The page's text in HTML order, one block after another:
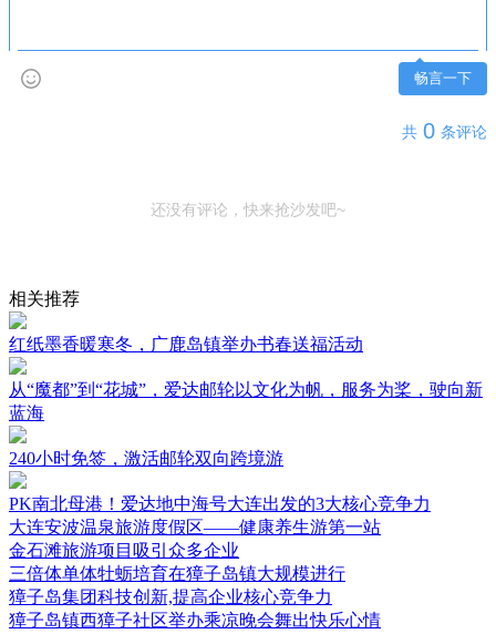
畅言一下
共 0 条评论
还没有评论，快来抢沙发吧~
相关推荐
红纸墨香暖寒冬，广鹿岛镇举办书春送福活动
从“魔都”到“花城”，爱达邮轮以文化为帆，服务为桨，驶向新
蓝海
240小时免签，激活邮轮双向跨境游
PK南北母港！爱达地中海号大连出发的3大核心竞争力
大连安波温泉旅游度假区——健康养生游第一站
金石滩旅游项目吸引众多企业
三倍体单体牡蛎培育在獐子岛镇大规模进行
獐子岛集团科技创新,提高企业核心竞争力
獐子岛镇西獐子社区举办乘凉晚会舞出快乐心情